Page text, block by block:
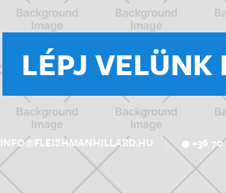
LÉPJ
INFO@FLEISHMANHILLARD.HU +36